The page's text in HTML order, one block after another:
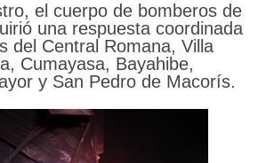
el cuerpo de bomberos de
una respuesta coordinada
del Central Romana, Villa
Cumayasa, Bayahibe,
y San Pedro de Macorís.